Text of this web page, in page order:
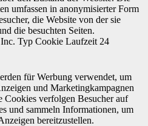
umfassen in anonymisierter Form
die Website von der sie
die besuchten Seiten.
Typ Cookie Laufzeit 24
für Werbung verwendet, um
und Marketingkampagnen
Cookies verfolgen Besucher auf
und sammeln Informationen, um
bereitzustellen.